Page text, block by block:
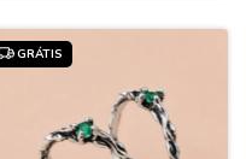
GRÁTIS